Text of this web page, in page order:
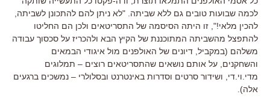
לכמה שבועות טובים גם ללא שביתה. "לא ניתן להם להתכונן לשביתה,
להכין מלאי!", זו היתה הסיסמה של התסריטאים ולכן הם החליטו
להתפצל מהשביתה המתוכננת של הקיץ הבא ולהכריז על סכסוך עבודה
משלהם (במקביל, דיונים של האולפנים מול איגודי הבמאים
והשחקנים, על אותם נושאים שהתסריטאים רוצים – תמלוגים
מדי.וי.די, ושידור סרטים וסדרות באינטרנט ובסלולרי – נמשכים ברגעים
אלה).